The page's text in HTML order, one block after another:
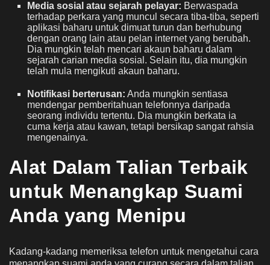
Media sosial atau sejarah pelayar: Berwaspada
terhadap perkara yang muncul secara tiba-tiba, seperti
aplikasi baharu untuk dimuat turun dan berhubung
dengan orang lain atau pelan internet yang berubah.
Dia mungkin telah mencari akaun baharu dalam
sejarah carian media sosial. Selain itu, dia mungkin
telah mula mengikuti akaun baharu.
Notifikasi berterusan: Anda mungkin sentiasa
mendengar pemberitahuan telefonnya daripada
seorang individu tertentu. Dia mungkin berkata ia
cuma kerja atau kawan, tetapi bersikap sangat rahsia
mengenainya.
Alat Dalam Talian Terbaik
untuk Menangkap Suami
Anda yang Menipu
Kadang-kadang memeriksa telefon untuk mengetahui cara